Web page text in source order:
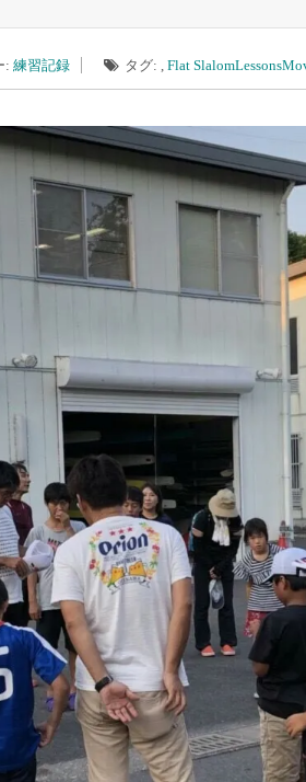
: 練習記録 タグ: , Flat SlalomLessons